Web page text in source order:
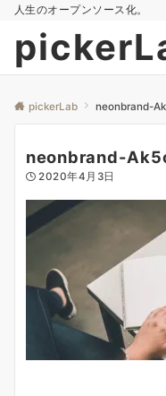
人生のオープンソース化。
pickerLab neonbrand-
neonbrand-
2020年4月3日